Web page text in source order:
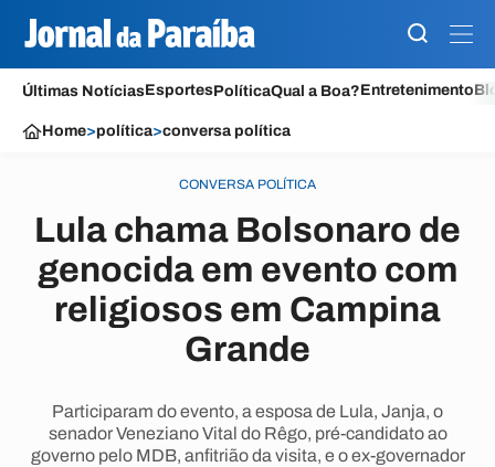
Últimas NotíciasEsportesPolíticaQual a Boa?Entretenimento
Home>política>conversa política
CONVERSA POLÍTICA
Lula chama Bolsonaro de
genocida em evento com
religiosos em Campina
Grande
Participaram do evento, a esposa de Lula, Janja, o
senador Veneziano Vital do Rêgo, pré-candidato ao
governo pelo MDB, anfitrião da visita, e o ex-governador